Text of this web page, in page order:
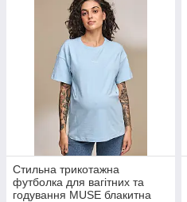
Стильна трикотажна
футболка для вагітних та
годування MUSE блакитна